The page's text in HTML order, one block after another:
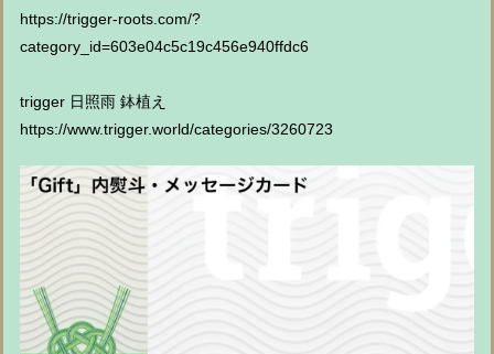
https://trigger-roots.com/?
category_id=603e04c5c19c456e940ffdc6
trigger 日照雨 鉢植え
https://www.trigger.world/categories/3260723